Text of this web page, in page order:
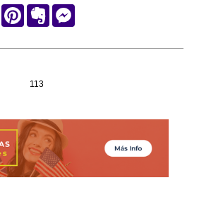
LinkedInPinterestEvernote
113